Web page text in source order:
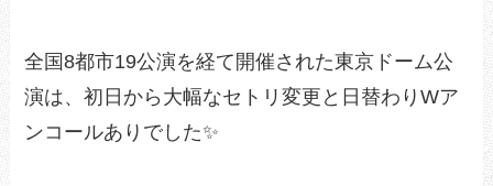
全国8都市19公演を経て開催された東京ドーム公
演は、初日から大幅なセトリ変更と日替わりWア
ンコールありでした✨️